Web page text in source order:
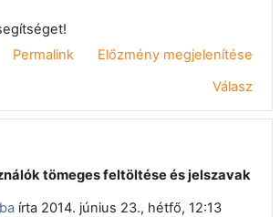
Permalink
Előzmény megjelenítése
Válasz
Tamás
tömeges feltöltése és jelszavak
írta 2014. június 23., hétfő, 12:13